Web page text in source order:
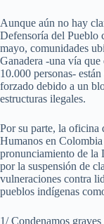
Aunque aún no hay
Defensoría del Pueblo
mayo, comunidades
Ganadera -una vía que
10.000 personas-
forzado debido a un
estructuras ilegales.
Por su parte, la oficina
Humanos en
pronunciamiento de la
por la suspensión de
vulneraciones contra
pueblos indígenas
1/ Condenamos